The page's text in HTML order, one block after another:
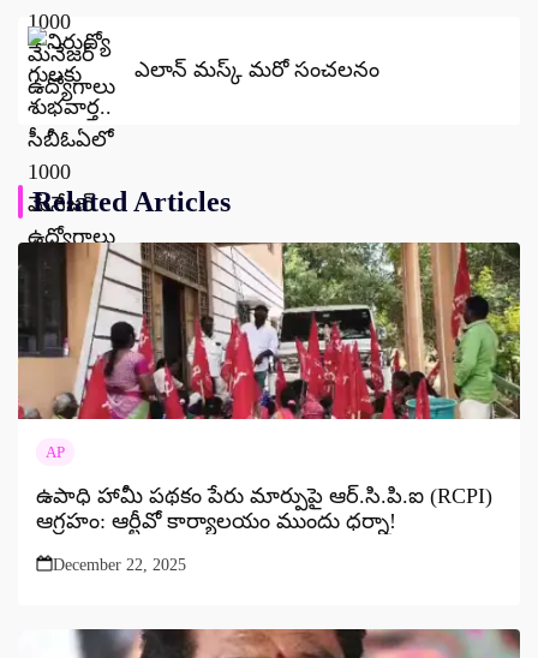
ఎలాన్ మస్క్ మరో సంచలనం
Related Articles
AP
ఉపాధి హామీ పథకం పేరు మార్పుపై ఆర్.సి.పి.ఐ (RCPI)
ఆగ్రహం: ఆర్టీవో కార్యాలయం ముందు ధర్నా!
December 22, 2025